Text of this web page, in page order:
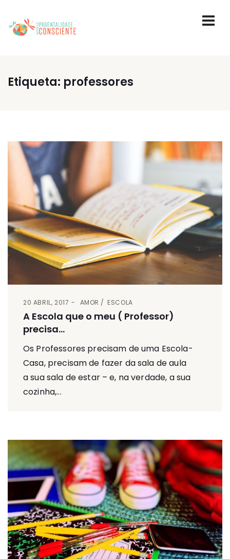
Etiqueta: professores
20 ABRIL, 2017 AMOR ESCOLA
A Escola que o meu ( Professor)
precisa…
Os Professores precisam de uma Escola-
Casa, precisam de fazer da sala de aula
a sua sala de estar – e, na verdade, a sua
cozinha,...